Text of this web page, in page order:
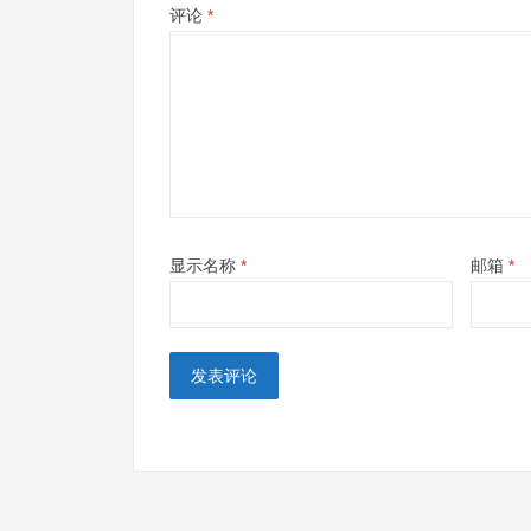
评论 *
显示名称 * 邮箱 *